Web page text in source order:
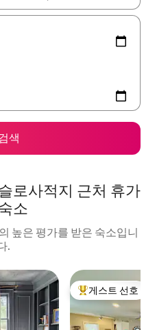
색
로사적지 근처 휴가
소
높은 평가를 받은 숙소입니
.
상위 게스트 선호
게스트 선호